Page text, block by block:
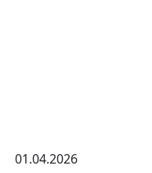
01.04.2026